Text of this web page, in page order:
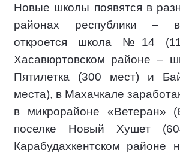
Новые школы появятся в
районах республики –
откроется школа №14
Хасавюртовском районе –
Пятилетка (300 мест) и
места), в Махачкале
в микрорайоне «Ветеран»
поселке Новый Хушет
Карабудахкентском районе